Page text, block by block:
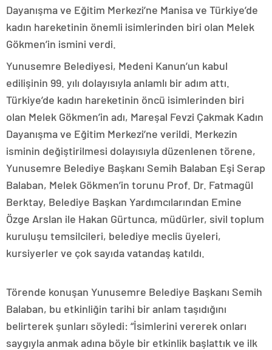
Dayanışma ve Eğitim Merkezi’ne Manisa ve Türkiye’de
kadın hareketinin önemli isimlerinden biri olan Melek
Gökmen’in ismini verdi.
Yunusemre Belediyesi, Medeni Kanun’un kabul
edilişinin 99. yılı dolayısıyla anlamlı bir adım attı.
Türkiye’de kadın hareketinin öncü isimlerinden biri
olan Melek Gökmen’in adı, Mareşal Fevzi Çakmak Kadın
Dayanışma ve Eğitim Merkezi’ne verildi. Merkezin
isminin değiştirilmesi dolayısıyla düzenlenen törene,
Yunusemre Belediye Başkanı Semih Balaban Eşi Serap
Balaban, Melek Gökmen’in torunu Prof. Dr. Fatmagül
Berktay, Belediye Başkan Yardımcılarından Emine
Özge Arslan ile Hakan Gürtunca, müdürler, sivil toplum
kuruluşu temsilcileri, belediye meclis üyeleri,
kursiyerler ve çok sayıda vatandaş katıldı.
Törende konuşan Yunusemre Belediye Başkanı Semih
Balaban, bu etkinliğin tarihi bir anlam taşıdığını
belirterek şunları söyledi: “İsimlerini vererek onları
saygıyla anmak adına böyle bir etkinlik başlattık ve ilk